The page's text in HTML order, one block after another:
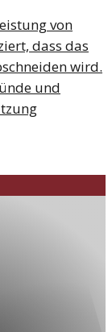
von
dass das
wird.
und